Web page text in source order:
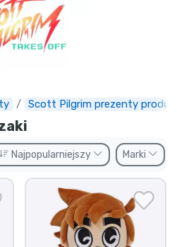
Scott Pilgrim prezenty
Najpopularniejszy Marki